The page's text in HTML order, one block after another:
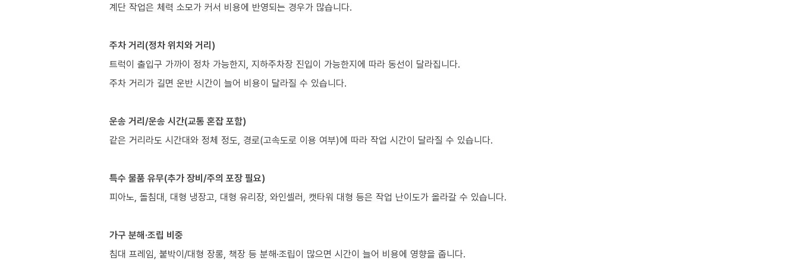
계단 작업은 체력 소모가 커서 비용에 반영되는 경우가 많습니다.
주차 거리(정차 위치와 거리)
트럭이 출입구 가까이 정차 가능한지, 지하주차장 진입이 가능한지에 따라 동선이 달라집니다.
주차 거리가 길면 운반 시간이 늘어 비용이 달라질 수 있습니다.
운송 거리/운송 시간(교통 혼잡 포함)
같은 거리라도 시간대와 정체 정도, 경로(고속도로 이용 여부)에 따라 작업 시간이 달라질 수 있습니다.
특수 물품 유무(추가 장비/주의 포장 필요)
피아노, 돌침대, 대형 냉장고, 대형 유리장, 와인셀러, 캣타워 대형 등은 작업 난이도가 올라갈 수 있습니다.
가구 분해·조립 비중
침대 프레임, 붙박이/대형 장롱, 책장 등 분해·조립이 많으면 시간이 늘어 비용에 영향을 줍니다.